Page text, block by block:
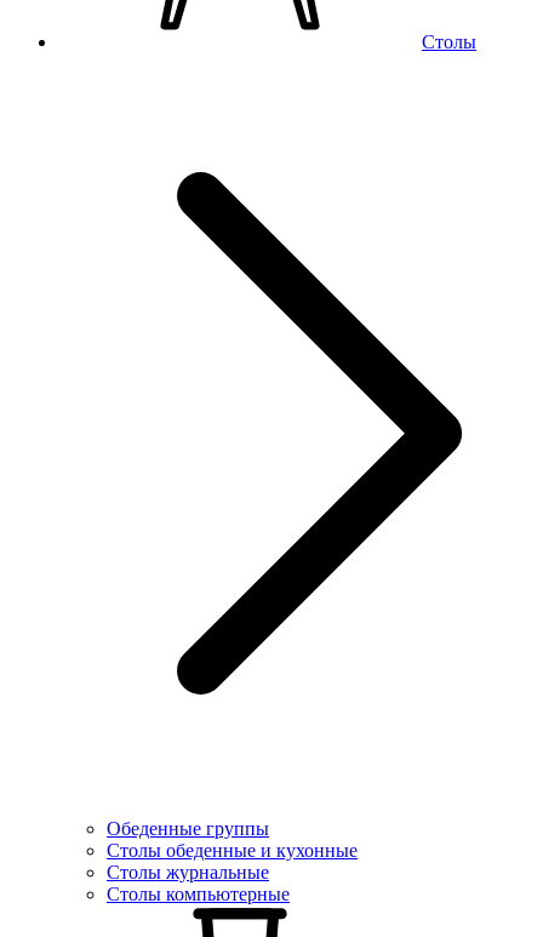
Столы
Обеденные группы
Столы обеденные и кухонные
Столы журнальные
Столы компьютерные